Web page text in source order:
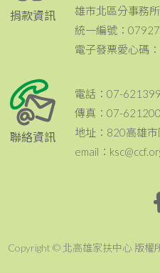
捐款資訊
雄市北區分事務所
統一編號：
電子發票愛心碼
聯絡資訊
電話：07-
傳真：07-
地址：820高雄
email：
Copyright © 北高雄家扶中心 版權